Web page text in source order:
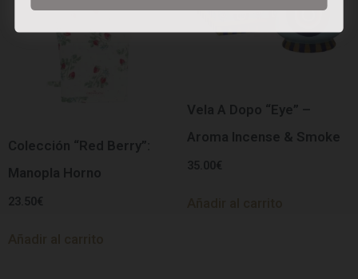
Colección “Red Berry”:
Manopla Horno
23.50€
Vela A Dopo “Eye” –
Aroma Incense & Smoke
35.00€